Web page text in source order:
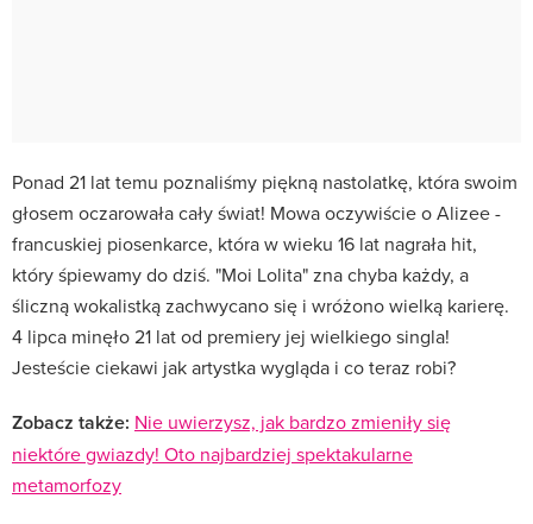
Ponad 21 lat temu poznaliśmy piękną nastolatkę, która swoim
głosem oczarowała cały świat! Mowa oczywiście o Alizee -
francuskiej piosenkarce, która w wieku 16 lat nagrała hit,
który śpiewamy do dziś. "Moi Lolita" zna chyba każdy, a
śliczną wokalistką zachwycano się i wróżono wielką karierę.
4 lipca minęło 21 lat od premiery jej wielkiego singla!
Jesteście ciekawi jak artystka wygląda i co teraz robi?
Zobacz także: Nie uwierzysz, jak bardzo zmieniły się
niektóre gwiazdy! Oto najbardziej spektakularne
metamorfozy